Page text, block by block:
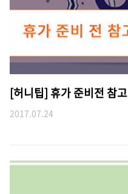
[허니팁] 휴가 준비전 참
2017.07.24